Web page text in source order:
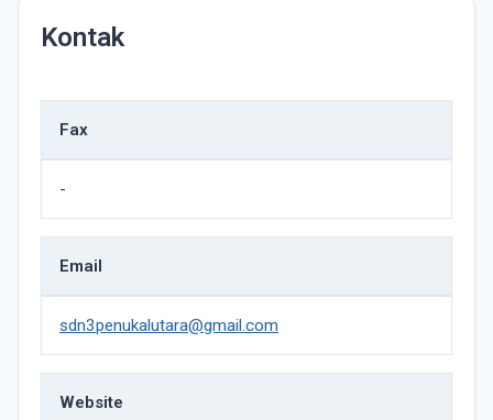
Kontak
Fax
-
Email
sdn3penukalutara@gmail.com
Website